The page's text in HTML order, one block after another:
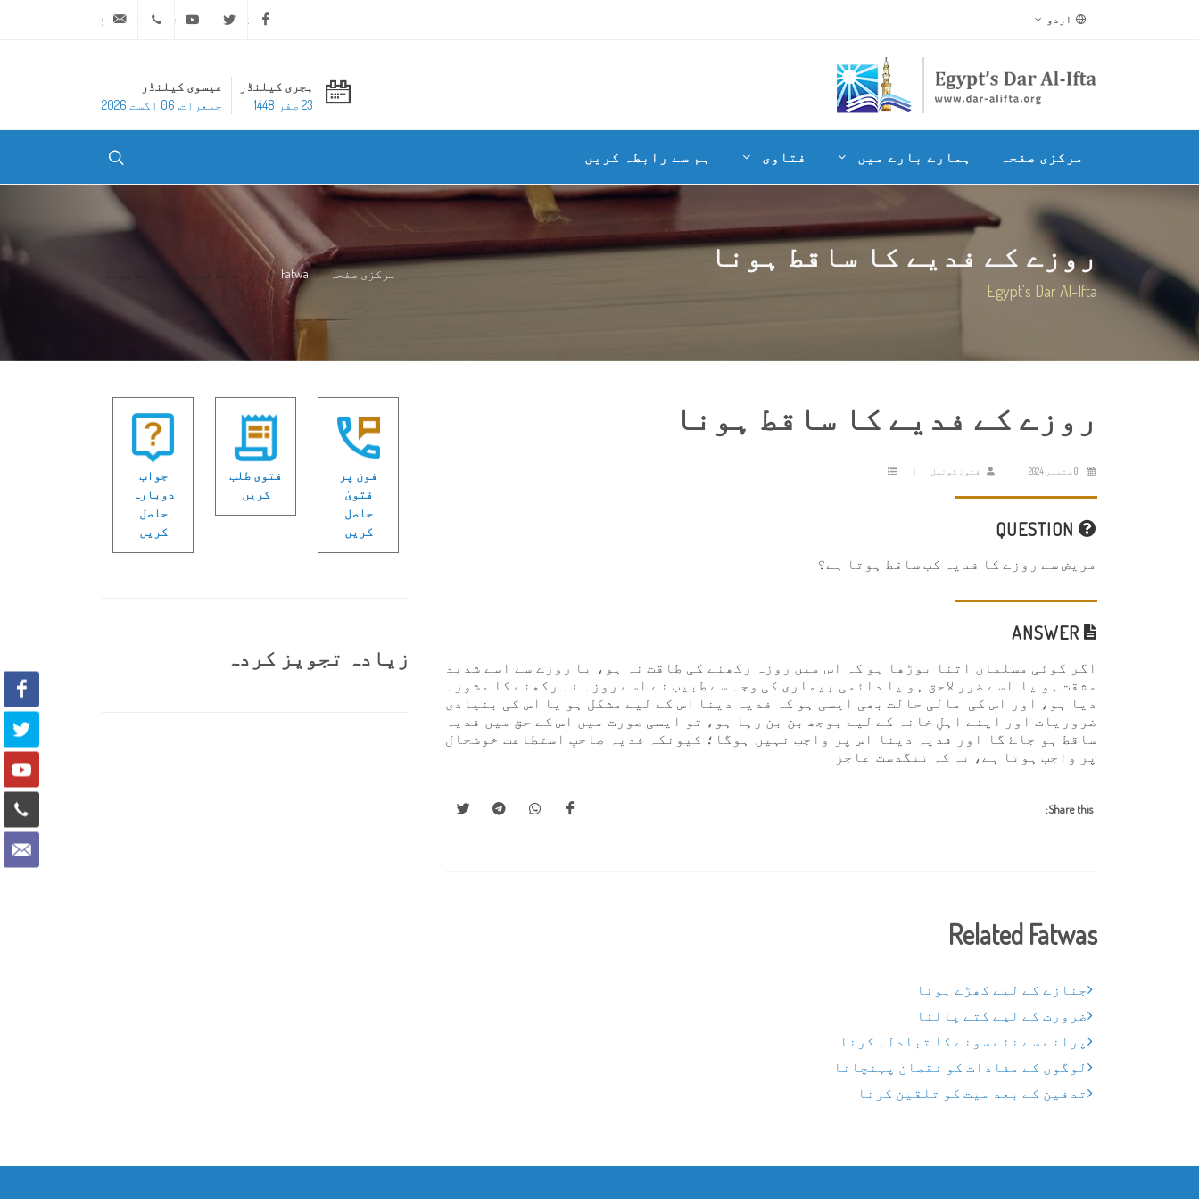
اردو Facebook
Twitter
Youtube
ہجری کیلنڈر
23 صفر 1448
عیسوی کیلنڈر
جمعرات, 06 اگست 2026
مرکزی صفحہ ہمارے بارے میں فتاوی ہم سے رابطہ کریں
روزے کے فدیے کا ساقط ہونا
Egypt's Dar Al-Ifta
مرکزی صفحہ Fatwa روزے کے فدیے کا ساقط ہونا
روزے کے فدیے کا ساقط ہونا
فتویٰ کونسل
مریض سے روزے کا فدیہ کب ساقط ہوتا ہے؟
اگر کوئی مسلمان اتنا بوڑھا ہو کہ اس میں روزہ رکھنے کی طاقت نہ ہو، یا روزے سے اسے شدید
مشقت ہو یا اسے ضرر لاحق ہو یا دائمی بیماری کی وجہ سے طبیب نے اسے روزہ نہ رکھنے کا مشورہ
دیا ہو، اور اس کی مالی حالت بھی ایسی ہو کہ فدیہ دینا اس کے لیے مشکل ہو یا اس کی بنیادی
ضروریات اور اپنے اہلِ خانہ کے لیے بوجھ بن بن رہا ہو، تو ایسی صورت میں اس کے حق میں فدیہ
ساقط ہو جاۓ گا اور فدیہ دینا اس پر واجب نہیں ہوگا؛ کیونکہ فدیہ صاحبِ استطاعت خوشحال
پر واجب ہوتا ہے، نہ کہ تنگدست عاجز
Share this:
Related Fatwas
جنازے کے لیے کھڑے ہونا
ضرورت کے لیے کتے پالنا
پرانے سے نئے سونے کا تبادلہ کرنا
لوگوں کے مفادات کو نقصان پہنچانا
تدفین کے بعد میت کو تلقین کرنا
فون پر
فتویٰ
حاصل
کریں
فتوی طلب
کریں
جواب
دوبارہ
حاصل
کریں
زیادہ تجویز کردہ